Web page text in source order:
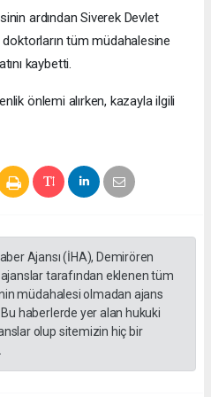
ardından Siverek Devlet
doktorların tüm müdahalesine
kaybetti.
önlemi alırken, kazayla ilgili
Ajansı (İHA), Demirören
tarafından eklenen tüm
müdahalesi olmadan ajans
haberlerde yer alan hukuki
olup sitemizin hiç bir